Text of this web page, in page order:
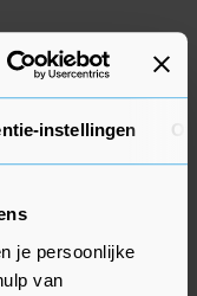
instellingen
je persoonlijke
van